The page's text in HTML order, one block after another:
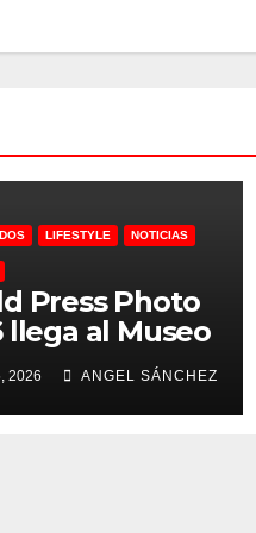
LIFESTYLE NOTICIAS
Press Photo
llega al Museo
Mayer
2026 ANGEL SÁNCHEZ